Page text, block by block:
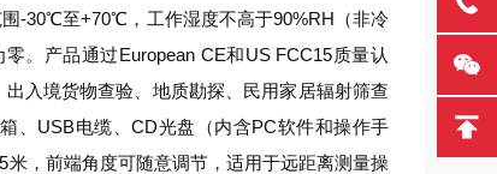
-30℃至+70℃，工作湿度不高于90%RH（非冷
。产品通过European CE和US FCC15质量认
入境货物查验、地质勘探、民用家居辐射筛查
、USB电缆、CD光盘（内含PC软件和操作手
，前端角度可随意调节，适用于远距离测量操